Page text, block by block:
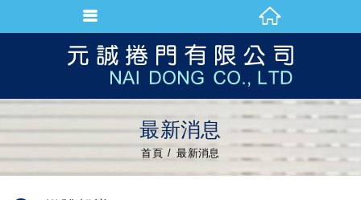
最新消息
首頁 最新消息